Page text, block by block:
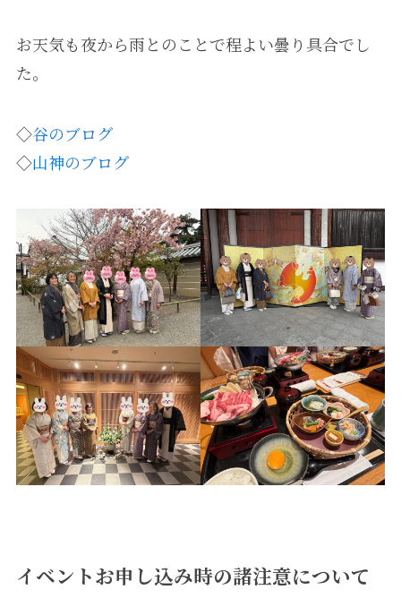
お天気も夜から雨とのことで程よい曇り具合でし
た。
◇谷のブログ
◇山神のブログ
イベントお申し込み時の諸注意について